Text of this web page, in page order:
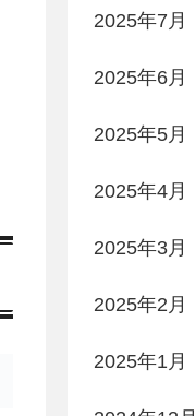
2025年7月
2025年6月
2025年5月
2025年4月
2025年3月
2025年2月
2025年1月